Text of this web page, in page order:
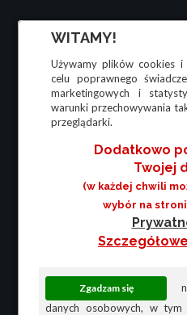
WITAMY!
Używamy plików cookies
celu poprawnego
marketingowych i
warunki przechowywania
przeglądarki.
Dodatkowo
Twojej
(w każdej chwili
wybór na
danych osobowych, w